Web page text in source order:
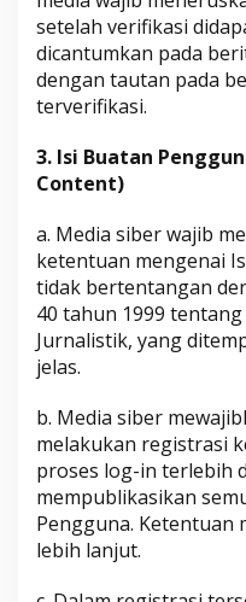
setelah verifikasi
dicantumkan pada
dengan tautan pada
terverifikasi.
3. Isi Buatan
Content)
a. Media siber wajib
ketentuan mengenai
tidak bertentangan
40 tahun 1999
Jurnalistik, yang
jelas.
b. Media siber
melakukan registrasi
proses log-in terlebih
mempublikasikan
Pengguna. Ketentuan
lebih lanjut.